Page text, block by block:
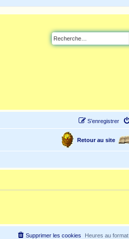
S’enregistrer
Retour au site
Heures au format
Supprimer les cookies